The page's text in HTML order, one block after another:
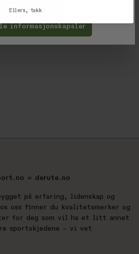
= derute.no
på erfaring, lidenskap og
oss finner du kvalitetsmerker og
for deg som vil ha et litt annet
sportskjedene – vi vet
informasjonskapsler
Ellers, takk